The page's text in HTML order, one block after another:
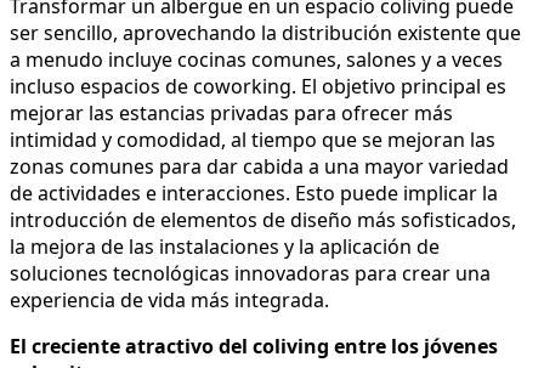
Transformar un albergue en un espacio coliving puede
ser sencillo, aprovechando la distribución existente que
a menudo incluye cocinas comunes, salones y a veces
incluso espacios de coworking. El objetivo principal es
mejorar las estancias privadas para ofrecer más
intimidad y comodidad, al tiempo que se mejoran las
zonas comunes para dar cabida a una mayor variedad
de actividades e interacciones. Esto puede implicar la
introducción de elementos de diseño más sofisticados,
la mejora de las instalaciones y la aplicación de
soluciones tecnológicas innovadoras para crear una
experiencia de vida más integrada.
El creciente atractivo del coliving entre los jóvenes